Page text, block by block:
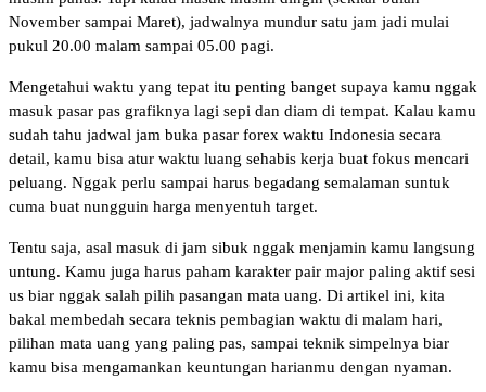
November sampai Maret), jadwalnya mundur satu jam jadi mulai
pukul 20.00 malam sampai 05.00 pagi.
Mengetahui waktu yang tepat itu penting banget supaya kamu nggak
masuk pasar pas grafiknya lagi sepi dan diam di tempat. Kalau kamu
sudah tahu jadwal jam buka pasar forex waktu Indonesia secara
detail, kamu bisa atur waktu luang sehabis kerja buat fokus mencari
peluang. Nggak perlu sampai harus begadang semalaman suntuk
cuma buat nungguin harga menyentuh target.
Tentu saja, asal masuk di jam sibuk nggak menjamin kamu langsung
untung. Kamu juga harus paham karakter pair major paling aktif sesi
us biar nggak salah pilih pasangan mata uang. Di artikel ini, kita
bakal membedah secara teknis pembagian waktu di malam hari,
pilihan mata uang yang paling pas, sampai teknik simpelnya biar
kamu bisa mengamankan keuntungan harianmu dengan nyaman.